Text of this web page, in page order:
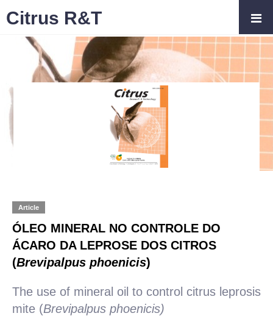
Article
ÓLEO MINERAL NO CONTROLE DO
ÁCARO DA LEPROSE DOS CITROS
(Brevipalpus phoenicis)
The use of mineral oil to control citrus leprosis
mite (Brevipalpus phoenicis)
Citrus R&T